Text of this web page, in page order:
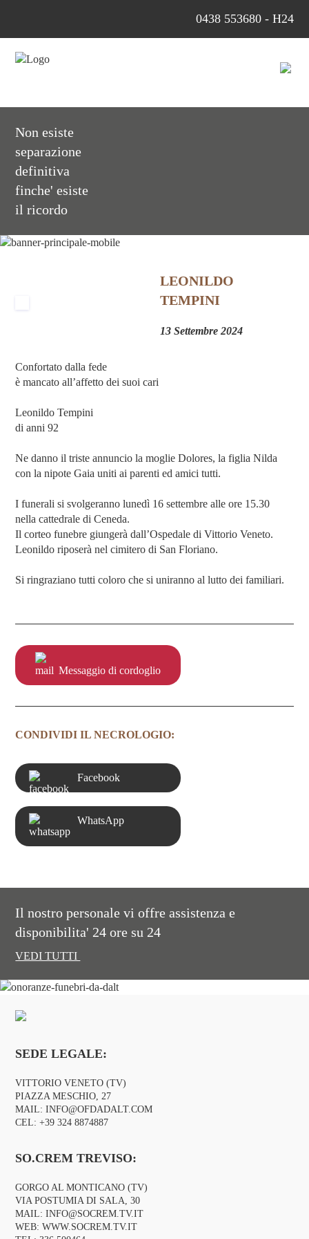
0438 553680 - H24
Non esiste
separazione
definitiva
finche' esiste
il ricordo
LEONILDO
TEMPINI
13 Settembre 2024
Confortato dalla fede
è mancato all’affetto dei suoi cari
Leonildo Tempini
di anni 92
Ne danno il triste annuncio la moglie Dolores, la figlia Nilda
con la nipote Gaia uniti ai parenti ed amici tutti.
I funerali si svolgeranno lunedì 16 settembre alle ore 15.30
nella cattedrale di Ceneda.
Il corteo funebre giungerà dall’Ospedale di Vittorio Veneto.
Leonildo riposerà nel cimitero di San Floriano.
Si ringraziano tutti coloro che si uniranno al lutto dei familiari.
Messaggio di cordoglio
CONDIVIDI IL NECROLOGIO:
Facebook
WhatsApp
Il nostro personale vi offre assistenza e
disponibilita' 24 ore su 24
VEDI TUTTI
SEDE LEGALE:
VITTORIO VENETO (TV)
PIAZZA MESCHIO, 27
MAIL:INFO@OFDADALT.COM
CEL:+39 324 8874887
SO.CREM TREVISO:
GORGO AL MONTICANO (TV)
VIA POSTUMIA DI SALA, 30
MAIL:INFO@SOCREM.TV.IT
WEB:WWW.SOCREM.TV.IT